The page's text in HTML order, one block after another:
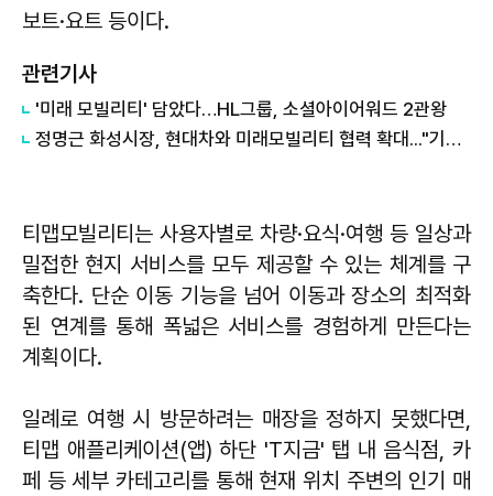
보트·요트 등이다.
관련기사
'미래 모빌리티' 담았다…HL그룹, 소셜아이어워드 2관왕
정명근 화성시장, 현대차와 미래모빌리티 협력 확대..."기업 성장 시민 삶으로 연결"
티맵모빌리티는 사용자별로 차량·요식·여행 등 일상과
밀접한 현지 서비스를 모두 제공할 수 있는 체계를 구
축한다. 단순 이동 기능을 넘어 이동과 장소의 최적화
된 연계를 통해 폭넓은 서비스를 경험하게 만든다는
계획이다.
일례로 여행 시 방문하려는 매장을 정하지 못했다면,
티맵 애플리케이션(앱) 하단 'T지금' 탭 내 음식점, 카
페 등 세부 카테고리를 통해 현재 위치 주변의 인기 매